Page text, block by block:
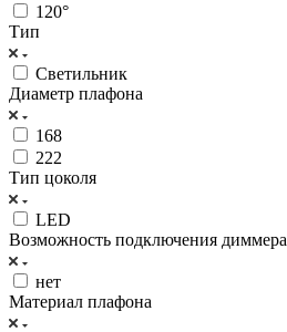
120°
Тип
Светильник
Диаметр плафона
168
222
Тип цоколя
LED
Возможность подключения диммера
нет
Материал плафона